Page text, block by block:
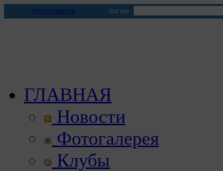
Регистрация логин
ГЛАВНАЯ
Новости
Фотогалерея
Клубы